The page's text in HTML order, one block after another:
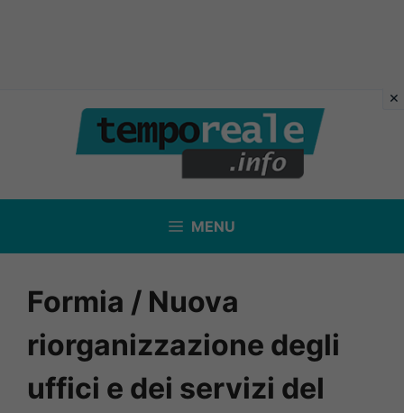
contenuto
MENU
Formia / Nuova
riorganizzazione degli
uffici e dei servizi del